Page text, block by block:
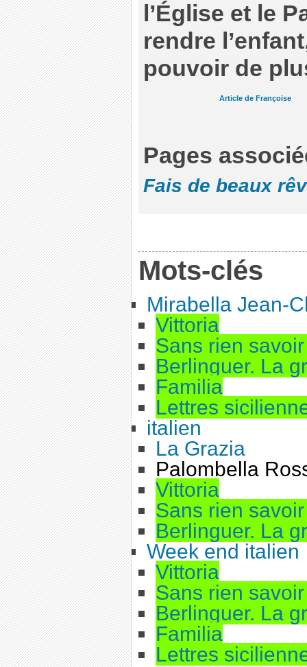
l’Église et le
rendre
pouvoir de
Article de Françoise
Pages
Fais de beaux
Mots-clés
Mirabella Jean-
Vittoria
Sans rien savoir
Berlinguer. La
Familia
Lettres
italien
La Grazia
Palombella
Vittoria
Sans rien savoir
Berlinguer. La
Week end italien
Vittoria
Sans rien savoir
Berlinguer. La
Familia
Lettres